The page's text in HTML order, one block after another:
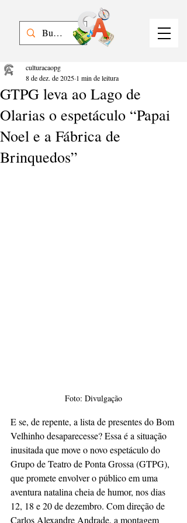
GTPG leva ao Lago de
Olarias o espetáculo “Papai
Noel e a Fábrica de
Brinquedos”
culturacaopg
8 de dez. de 2025 1 min de leitura
Foto: Divulgação
E se, de repente, a lista de presentes do Bom
Velhinho desaparecesse? Essa é a situação
inusitada que move o novo espetáculo do
Grupo de Teatro de Ponta Grossa (GTPG),
que promete envolver o público em uma
aventura natalina cheia de humor, nos dias
12, 18 e 20 de dezembro. Com direção de
Carlos Alexandre Andrade, a montagem